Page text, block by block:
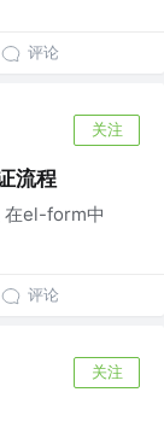
评论
关注
流程
在el-form中
评论
关注